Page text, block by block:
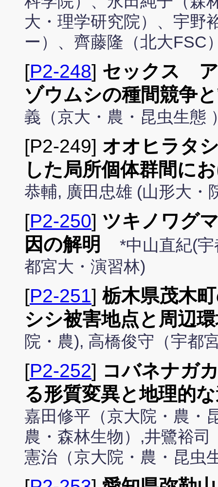
大・理学研究院）、宇野
ー）、齊藤隆（北大FSC
[P2-248] セックス
ゾウムシの種間競争
義（京大・農・昆虫生態
[P2-249] オオヒラタ
した局所個体群間に
恭輔, 廣田忠雄 (山形大・
[P2-250] ツキノワグ
因の解明
*中山直紀(
都宮大・演習林)
[P2-251] 栃木県茂木
シシ被害地点と周辺
院・農), 高橋俊守（宇都
[P2-252] コバネナガ
る形質変異と地理的
嘉田修平（京大院・農・
農・森林生物）,井鷺裕
憲治（京大院・農・昆虫